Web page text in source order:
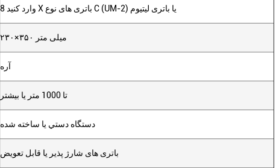
وارد کنید 8 X باتری های نوع C (UM-2) یا باتری لیتیوم
۲۳۰×۳۵۰ میلی متر
آره
تا 1000 متر یا بیشتر
دستگاه دستي يا ساخته شده
باتری های شارژ پذیر یا قابل تعویض